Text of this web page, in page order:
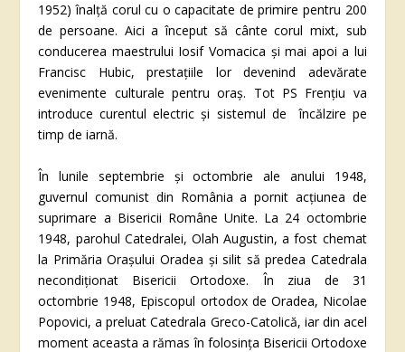
1952) înalță corul cu o capacitate de primire pentru 200
de persoane. Aici a început să cânte corul mixt, sub
conducerea maestrului Iosif Vomacica și mai apoi a lui
Francisc Hubic, prestațiile lor devenind adevărate
evenimente culturale pentru oraș. Tot PS Frenţiu va
introduce curentul electric și sistemul de încălzire pe
timp de iarnă.
În lunile septembrie și octombrie ale anului 1948,
guvernul comunist din România a pornit acțiunea de
suprimare a Bisericii Române Unite. La 24 octombrie
1948, parohul Catedralei, Olah Augustin, a fost chemat
la Primăria Orașului Oradea și silit să predea Catedrala
necondiționat Bisericii Ortodoxe. În ziua de 31
octombrie 1948, Episcopul ortodox de Oradea, Nicolae
Popovici, a preluat Catedrala Greco-Catolică, iar din acel
moment aceasta a rămas în folosința Bisericii Ortodoxe